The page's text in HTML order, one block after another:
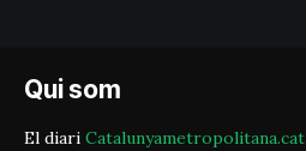
Qui som
El diari Catalunyametropolitana.cat